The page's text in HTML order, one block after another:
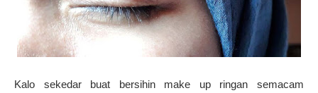
Kalo sekedar buat bersihin make up ringan semacam